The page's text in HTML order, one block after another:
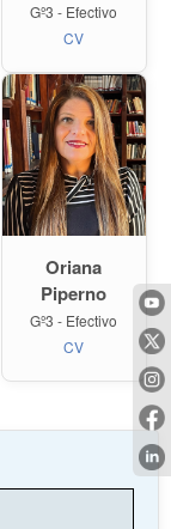
Gº3 - Efectivo
CV
Oriana
Piperno
Gº3 - Efectivo
CV